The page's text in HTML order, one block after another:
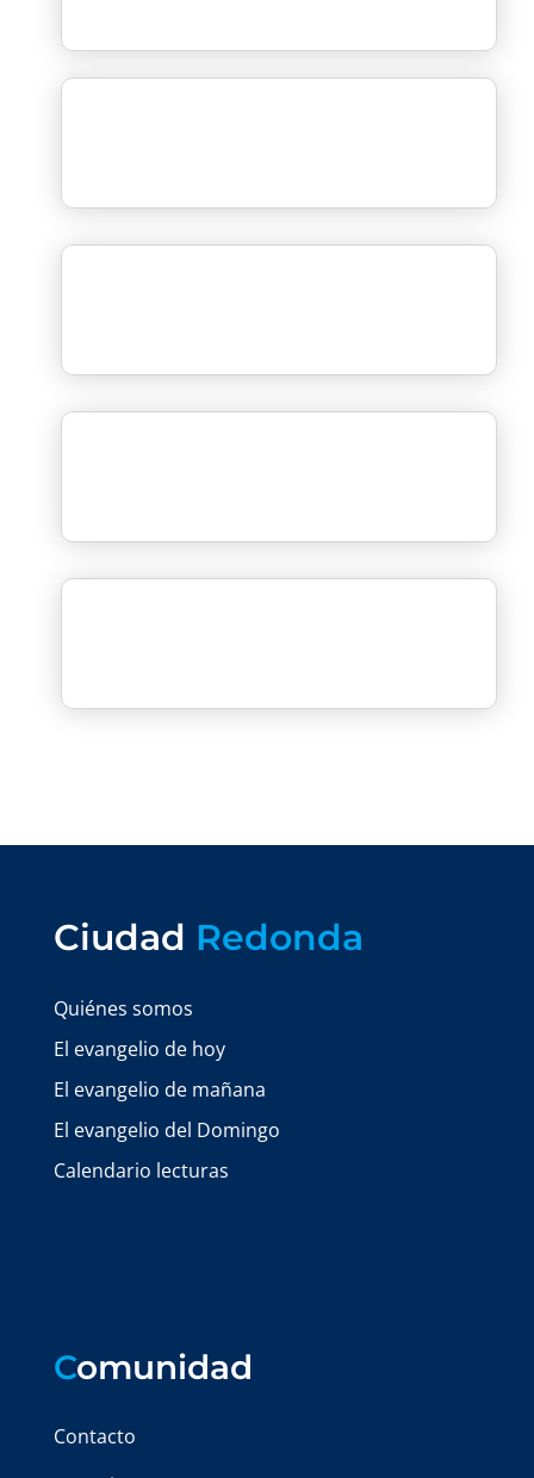
Ciudad Redonda
Quiénes somos
El evangelio de hoy
El evangelio de mañana
El evangelio del Domingo
Calendario lecturas
Comunidad
Contacto